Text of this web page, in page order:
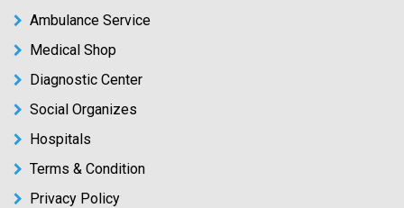
Ambulance Service
Medical Shop
Diagnostic Center
Social Organizes
Hospitals
Terms & Condition
Privacy Policy